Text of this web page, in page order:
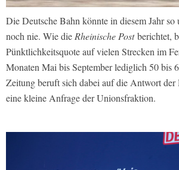
Die Deutsche Bahn könnte in diesem Jahr
noch nie. Wie dieRheinische Postberichtet,
Pünktlichkeitsquote auf vielen Strecken im
Monaten Mai bis September lediglich 50 bis
Zeitung beruft sich dabei auf die Antwort der
eine kleine Anfrage der Unionsfraktion.